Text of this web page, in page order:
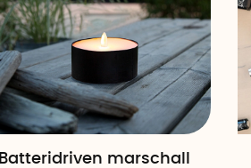
Batteridriven marschall